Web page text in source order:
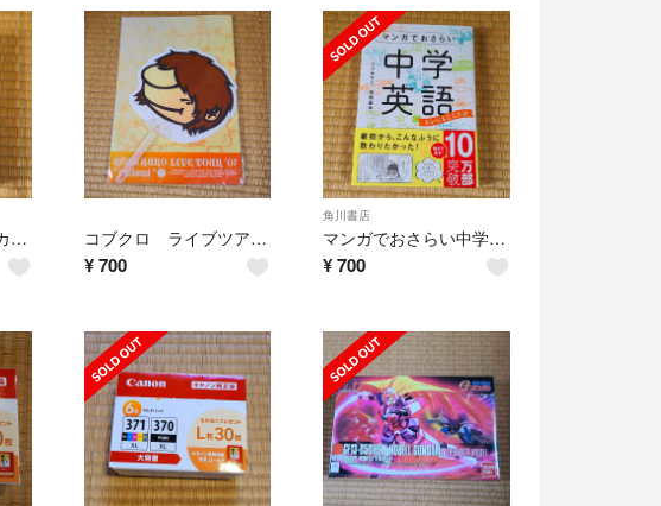
Panasonic Wi-Fi SDカードリーダーライター BN-SDWBP3 コブクロ ライブツアー07うちわ
¥ 700
角川書店
マンガでおさらい中学英語 だいじなとこだけ
¥700